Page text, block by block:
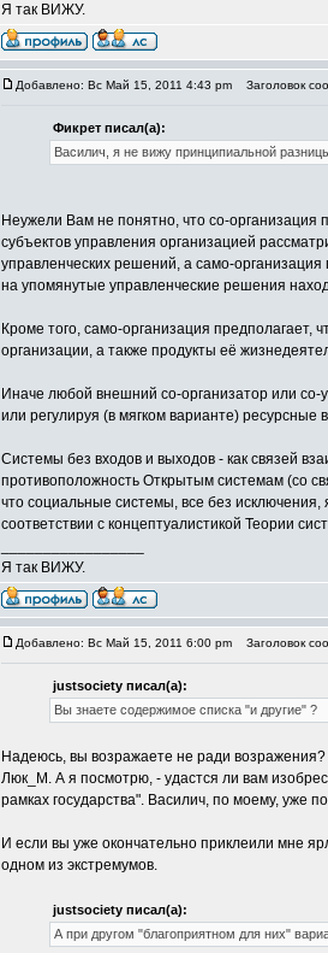
Я так ВИЖУ.
Добавлено: Вс Май 15, 2011 4:43 pm Заголовок
Фикрет писал(а):
Василич, я не вижу принципиальной
Неужели Вам не понятно, что со-
субъектов управления организацией
управленческих решений, а само-
на упомянутые управленческие решения
Кроме того, само-организация
организации, а также продукты её
Иначе любой внешний со-организатор или со-
или регулируя (в мягком варианте)
Системы без входов и выходов - как связей
противоположность Открытым системам (со
что социальные системы, все без
соответствии с концептуалистикой Теории
Я так ВИЖУ.
Добавлено: Вс Май 15, 2011 6:00 pm Заголовок
justsociety писал(а):
Вы знаете содержимое списка "и другие" ?
Надеюсь, вы возражаете не ради возражения?
Люк_М. А я посмотрю, - удастся ли вам
рамках государства". Василич, по моему, уже
И если вы уже окончательно приклеили мне
одном из экстремумов.
justsociety писал(а):
А при другом "благоприятном для них"